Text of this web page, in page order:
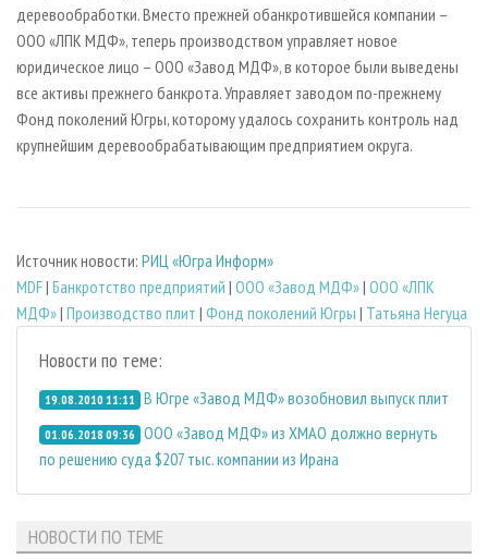
деревообработки. Вместо прежней обанкротившейся компании –
ООО «ЛПК МДФ», теперь производством управляет новое
юридическое лицо – ООО «Завод МДФ», в которое были выведены
все активы прежнего банкрота. Управляет заводом по-прежнему
Фонд поколений Югры, которому удалось сохранить контроль над
крупнейшим деревообрабатывающим предприятием округа.
Источник новости: РИЦ «Югра Информ»
MDF| Банкротство предприятий | ООО «Завод МДФ»| ООО «ЛПК
МДФ»| Производство плит | Фонд поколений Югры | Татьяна Негуца
Новости по теме:
19.08.2010 11:11 В Югре «Завод МДФ» возобновил выпуск плит
01.06.2018 09:36 ООО «Завод МДФ» из ХМАО должно вернуть
по решению суда $207 тыс. компании из Ирана
НОВОСТИ ПО ТЕМЕ